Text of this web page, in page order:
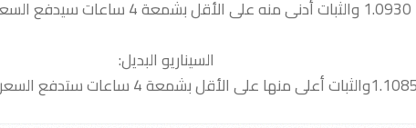
السيناريو البديل: